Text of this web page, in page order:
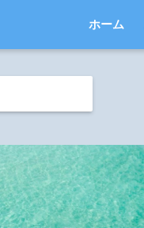
ホーム